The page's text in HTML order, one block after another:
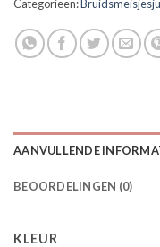
Categorieën:
AANVULLENDE
BEOORDELINGEN (0)
KLEUR